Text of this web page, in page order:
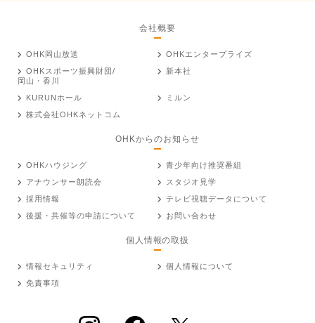
会社概要
OHK岡山放送
OHKエンタープライズ
OHKスポーツ振興財団/
岡山・香川
新本社
KURUNホール
ミルン
株式会社OHKネットコム
OHKからのお知らせ
OHKハウジング
青少年向け推奨番組
アナウンサー朗読会
スタジオ見学
採用情報
テレビ視聴データについて
後援・共催等の申請について
お問い合わせ
個人情報の取扱
情報セキュリティ
個人情報について
免責事項